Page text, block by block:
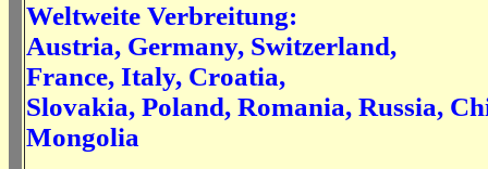
Weltweite Verbreitung:
Austria, Germany, Switzerland,
France, Italy, Croatia,
Slovakia, Poland, Romania, Russia,
Mongolia